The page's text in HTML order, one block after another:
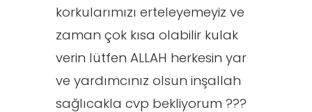
korkularımızı erteleyemeyiz ve
zaman çok kısa olabilir kulak
verin lütfen ALLAH herkesin yar
ve yardımcınız olsun inşallah
sağlıcakla cvp bekliyorum ???